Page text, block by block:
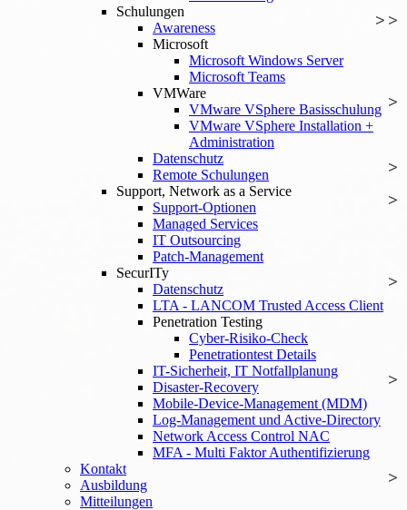
Schulungen
Awareness
Microsoft
Microsoft Windows Server
Microsoft Teams
VMWare
VMware VSphere Basisschulung
VMware VSphere Installation +
Administration
Datenschutz
Remote Schulungen
Support, Network as a Service
Support-Optionen
Managed Services
IT Outsourcing
Patch-Management
SecurITy
Datenschutz
LTA - LANCOM Trusted Access Client
Penetration Testing
Cyber-Risiko-Check
Penetrationtest Details
IT-Sicherheit, IT Notfallplanung
Disaster-Recovery
Mobile-Device-Management (MDM)
Log-Management und Active-Directory
Network Access Control NAC
MFA - Multi Faktor Authentifizierung
Kontakt
Ausbildung
Mitteilungen